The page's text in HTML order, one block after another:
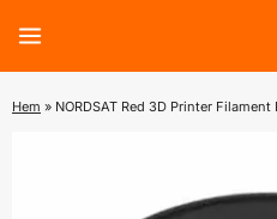
content
Hem » NORDSAT Red 3D Printer